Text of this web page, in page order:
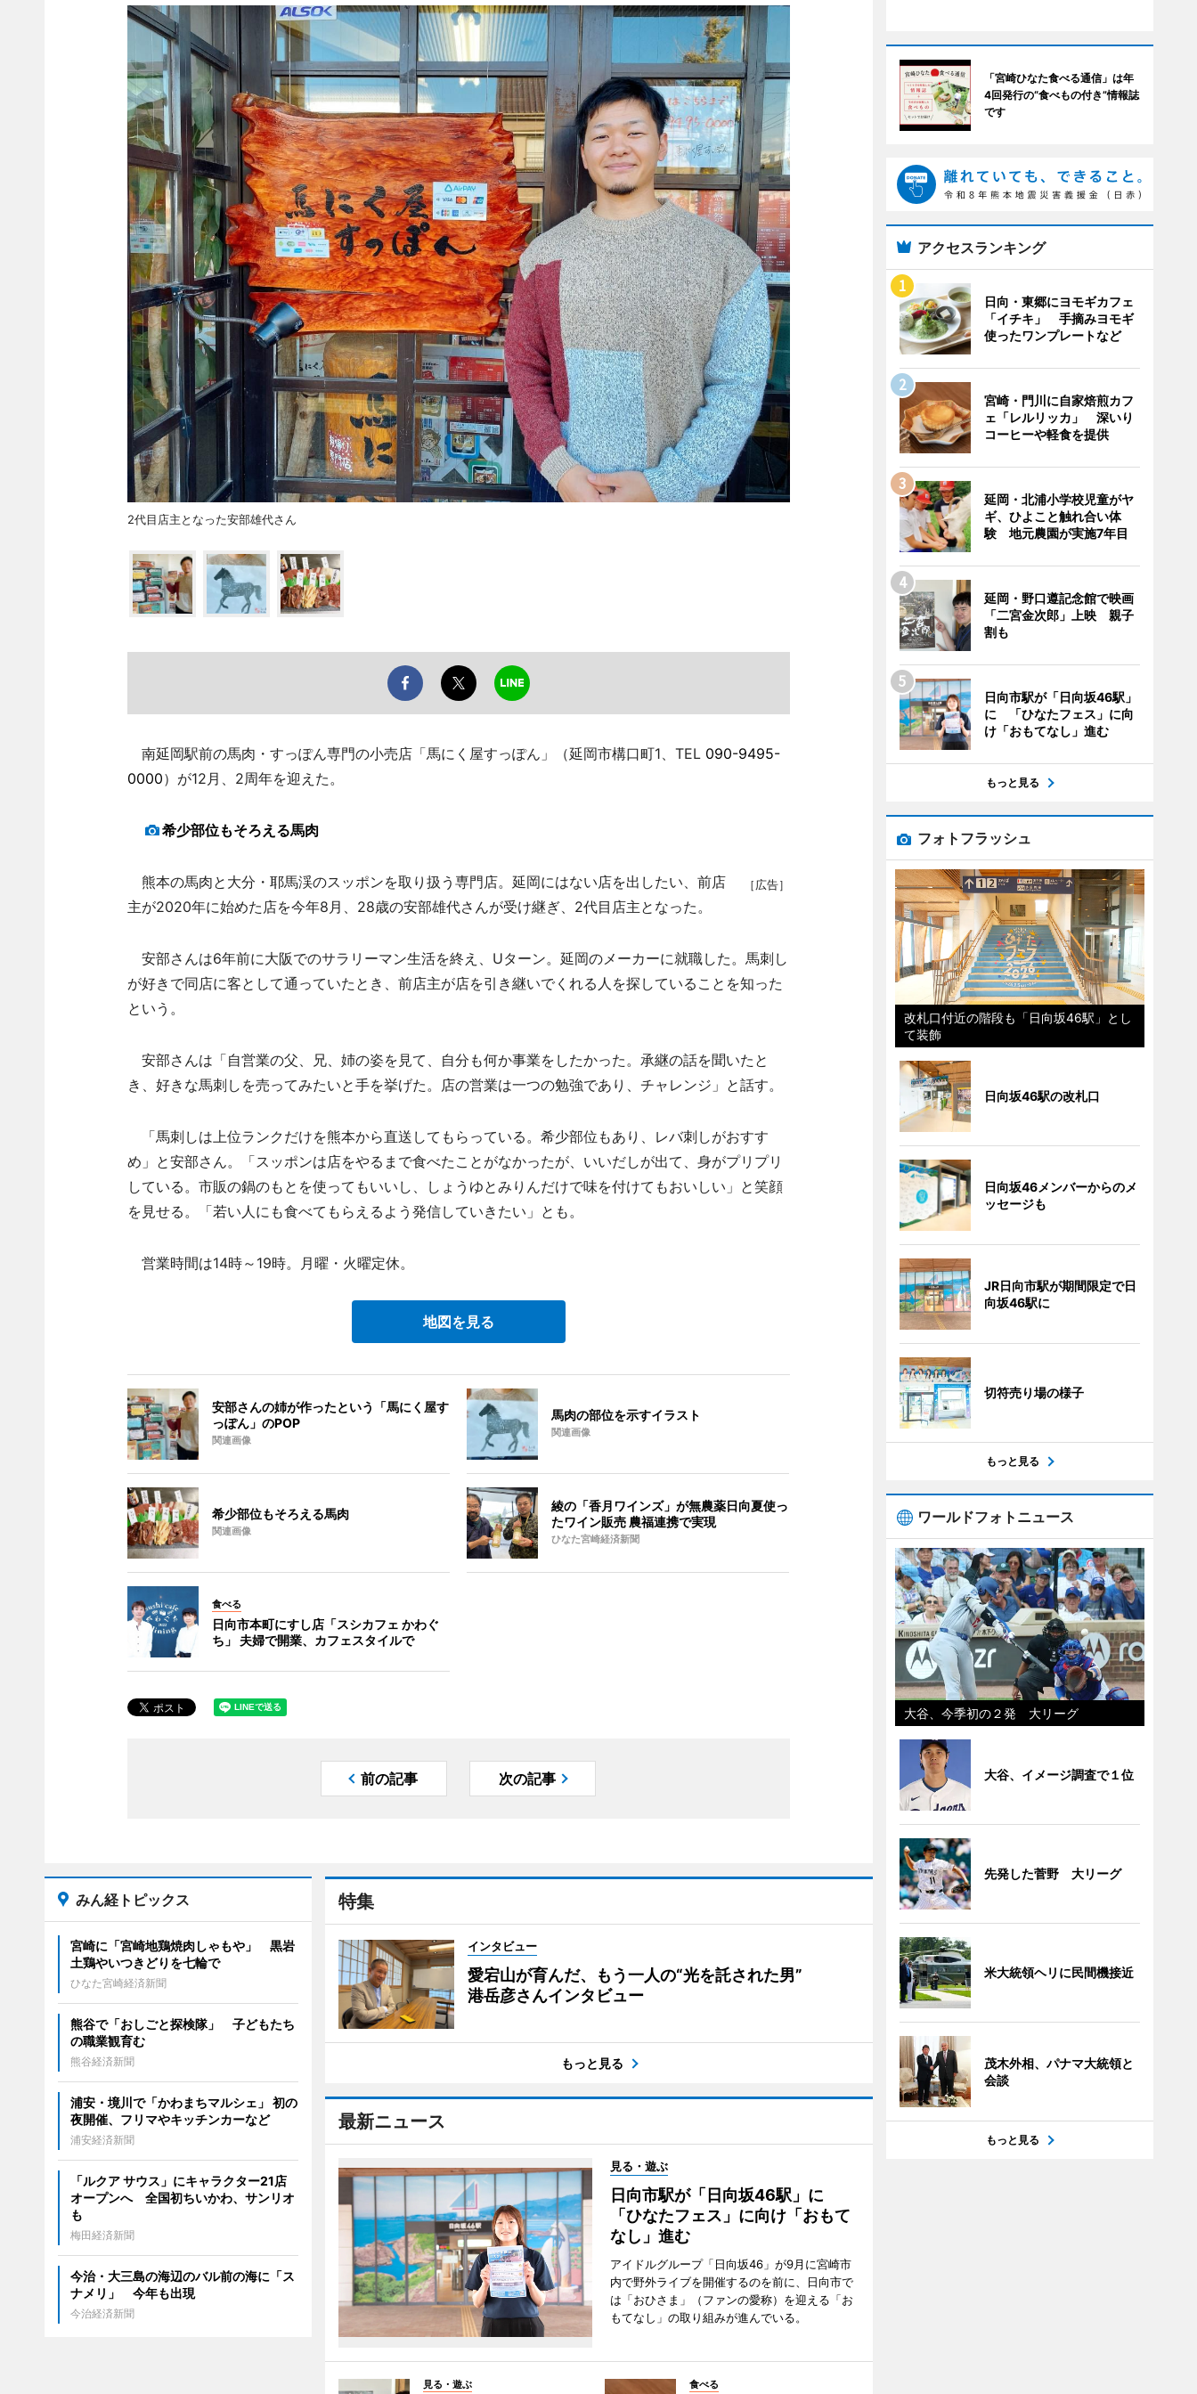
2代目店主となった安部雄代さん
南延岡駅前の馬肉・すっぽん専門の小売店「馬にく屋すっぽん」（延岡市構口町1、TEL 090-9495-
0000）が12月、2周年を迎えた。
希少部位もそろえる馬肉
［広告］
熊本の馬肉と大分・耶馬渓のスッポンを取り扱う専門店。延岡にはない店を出したい、前店
主が2020年に始めた店を今年8月、28歳の安部雄代さんが受け継ぎ、2代目店主となった。
安部さんは6年前に大阪でのサラリーマン生活を終え、Uターン。延岡のメーカーに就職した。馬刺し
が好きで同店に客として通っていたとき、前店主が店を引き継いでくれる人を探していることを知った
という。
安部さんは「自営業の父、兄、姉の姿を見て、自分も何か事業をしたかった。承継の話を聞いたと
き、好きな馬刺しを売ってみたいと手を挙げた。店の営業は一つの勉強であり、チャレンジ」と話す。
「馬刺しは上位ランクだけを熊本から直送してもらっている。希少部位もあり、レバ刺しがおすす
め」と安部さん。「スッポンは店をやるまで食べたことがなかったが、いいだしが出て、身がプリプリ
している。市販の鍋のもとを使ってもいいし、しょうゆとみりんだけで味を付けてもおいしい」と笑顔
を見せる。「若い人にも食べてもらえるよう発信していきたい」とも。
営業時間は14時～19時。月曜・火曜定休。
地図を見る
安部さんの姉が作ったという「馬にく屋す
っぽん」のPOP
関連画像
馬肉の部位を示すイラスト
関連画像
希少部位もそろえる馬肉
関連画像
綾の「香月ワインズ」が無農薬日向夏使っ
たワイン販売 農福連携で実現
ひなた宮崎経済新聞
食べる
日向市本町にすし店「スシカフェ かわぐ
ち」 夫婦で開業、カフェスタイルで
前の記事 次の記事
特集
インタビュー
愛宕山が育んだ、もう一人の“光を託された男”
港岳彦さんインタビュー
もっと見る
最新ニュース
見る・遊ぶ
日向市駅が「日向坂46駅」に
「ひなたフェス」に向け「おもて
なし」進む
アイドルグループ「日向坂46」が9月に宮崎市
内で野外ライブを開催するのを前に、日向市で
は「おひさま」（ファンの愛称）を迎える「お
もてなし」の取り組みが進んでいる。
見る・遊ぶ 食べる
みん経トピックス
宮崎に「宮崎地鶏焼肉しゃもや」 黒岩
土鶏やいつきどりを七輪で
ひなた宮崎経済新聞
熊谷で「おしごと探検隊」 子どもたち
の職業観育む
熊谷経済新聞
浦安・境川で「かわまちマルシェ」 初の
夜開催、フリマやキッチンカーなど
浦安経済新聞
「ルクア サウス」にキャラクター21店
オープンへ 全国初ちいかわ、サンリオ
も
梅田経済新聞
今治・大三島の海辺のバル前の海に「ス
ナメリ」 今年も出現
今治経済新聞
「宮崎ひなた食べる通信」は年
4回発行の“食べもの付き”情報誌
です
アクセスランキング
日向・東郷にヨモギカフェ
「イチキ」 手摘みヨモギ
使ったワンプレートなど
宮崎・門川に自家焙煎カフ
ェ「レルリッカ」 深いり
コーヒーや軽食を提供
延岡・北浦小学校児童がヤ
ギ、ひよこと触れ合い体
験 地元農園が実施7年目
延岡・野口遵記念館で映画
「二宮金次郎」上映 親子
割も
日向市駅が「日向坂46駅」
に 「ひなたフェス」に向
け「おもてなし」進む
もっと見る
フォトフラッシュ
改札口付近の階段も「日向坂46駅」とし
て装飾
日向坂46駅の改札口
日向坂46メンバーからのメ
ッセージも
JR日向市駅が期間限定で日
向坂46駅に
切符売り場の様子
もっと見る
ワールドフォトニュース
大谷、今季初の２発 大リーグ
大谷、イメージ調査で１位
先発した菅野 大リーグ
米大統領ヘリに民間機接近
茂木外相、パナマ大統領と
会談
もっと見る